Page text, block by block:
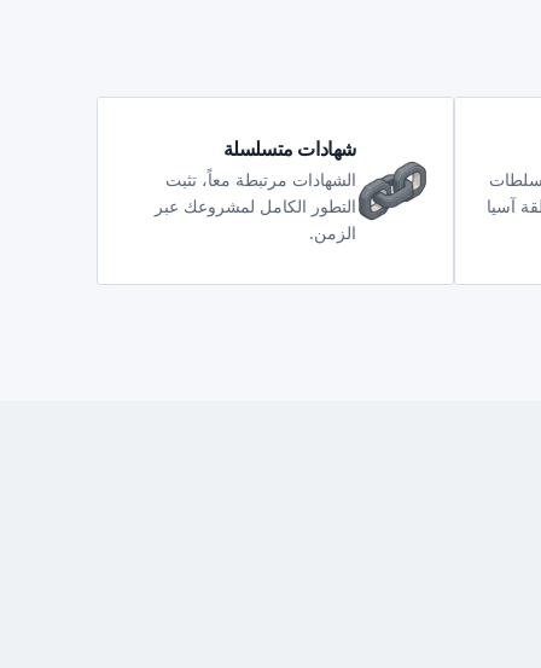
آسيا
شهادات متسلسلة
الشهادات مرتبطة معاً، تثبت
التطور الكامل لمشروعك عبر
الزمن.